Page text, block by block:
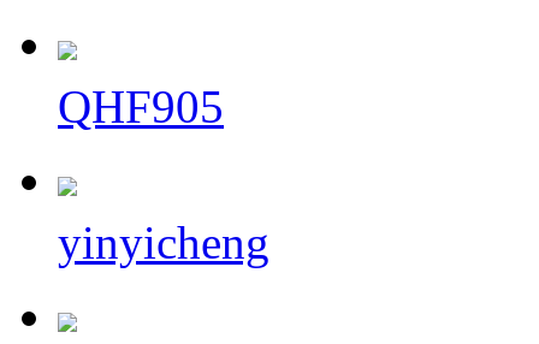
QHF905
yinyicheng